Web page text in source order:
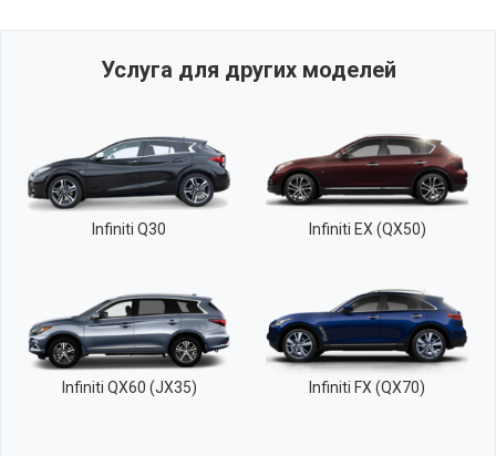
Услуга для других моделей
Infiniti Q30 Infiniti EX (QX50)
Infiniti QX60 (JX35) Infiniti FX (QX70)